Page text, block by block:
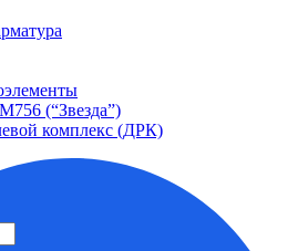
(“Звезда”)
комплекс (ДРК)